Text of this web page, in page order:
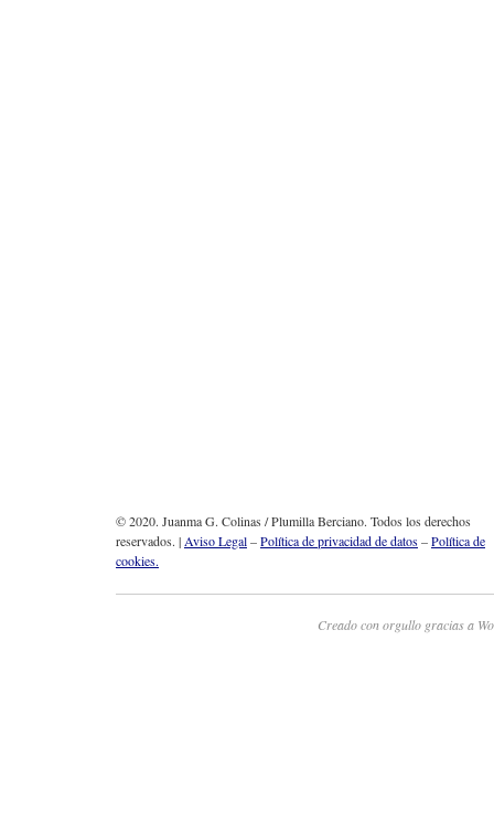
© 2020. Juanma G. Colinas / Plumilla Berciano. Todos los derechos
reservados. |Aviso Legal–Política de privacidad de datos–Política de
cookies.
Creado con orgullo gracias a